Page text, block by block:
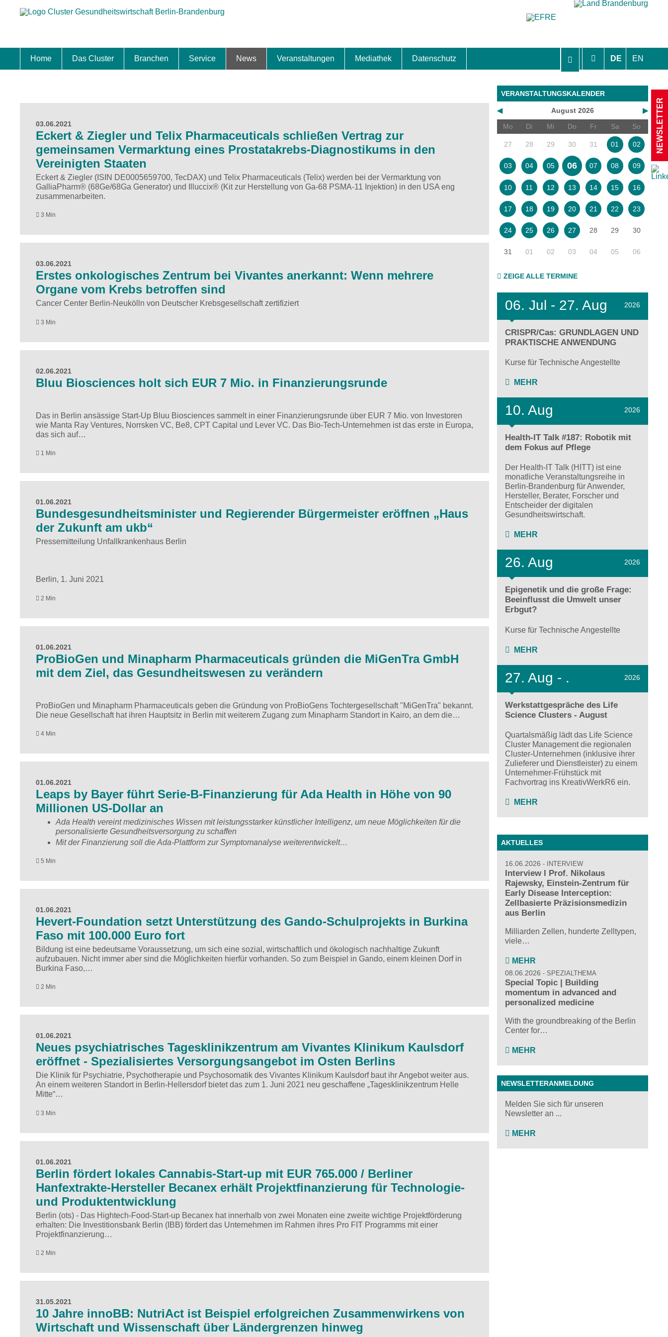
DE EN
Home Das Cluster Branchen Service News Veranstaltungen Mediathek Datenschutz
03.06.2021
Eckert & Ziegler und Telix Pharmaceuticals schließen Vertrag zur
gemeinsamen Vermarktung eines Prostatakrebs-Diagnostikums in den
Vereinigten Staaten
Eckert & Ziegler (ISIN DE0005659700, TecDAX) und Telix Pharmaceuticals (Telix) werden bei der Vermarktung von
GalliaPharm® (68Ge/68Ga Generator) und Illuccix® (Kit zur Herstellung von Ga-68 PSMA-11 Injektion) in den USA eng
zusammenarbeiten.
3 Min
03.06.2021
Erstes onkologisches Zentrum bei Vivantes anerkannt: Wenn mehrere
Organe vom Krebs betroffen sind
Cancer Center Berlin-Neukölln von Deutscher Krebsgesellschaft zertifiziert
3 Min
02.06.2021
Bluu Biosciences holt sich EUR 7 Mio. in Finanzierungsrunde
Das in Berlin ansässige Start-Up Bluu Biosciences sammelt in einer Finanzierungsrunde über EUR 7 Mio. von Investoren
wie Manta Ray Ventures, Norrsken VC, Be8, CPT Capital und Lever VC. Das Bio-Tech-Unternehmen ist das erste in Europa,
das sich auf…
1 Min
01.06.2021
Bundesgesundheitsminister und Regierender Bürgermeister eröffnen „Haus
der Zukunft am ukb“
Pressemitteilung Unfallkrankenhaus Berlin
Berlin, 1. Juni 2021
2 Min
01.06.2021
ProBioGen und Minapharm Pharmaceuticals gründen die MiGenTra GmbH
mit dem Ziel, das Gesundheitswesen zu verändern
ProBioGen und Minapharm Pharmaceuticals geben die Gründung von ProBioGens Tochtergesellschaft "MiGenTra" bekannt.
Die neue Gesellschaft hat ihren Hauptsitz in Berlin mit weiterem Zugang zum Minapharm Standort in Kairo, an dem die…
4 Min
01.06.2021
Leaps by Bayer führt Serie-B-Finanzierung für Ada Health in Höhe von 90
Millionen US-Dollar an
Ada Health vereint medizinisches Wissen mit leistungsstarker künstlicher Intelligenz, um neue Möglichkeiten für die
personalisierte Gesundheitsversorgung zu schaffen
Mit der Finanzierung soll die Ada-Plattform zur Symptomanalyse weiterentwickelt…
5 Min
01.06.2021
Hevert-Foundation setzt Unterstützung des Gando-Schulprojekts in Burkina
Faso mit 100.000 Euro fort
Bildung ist eine bedeutsame Voraussetzung, um sich eine sozial, wirtschaftlich und ökologisch nachhaltige Zukunft
aufzubauen. Nicht immer aber sind die Möglichkeiten hierfür vorhanden. So zum Beispiel in Gando, einem kleinen Dorf in
Burkina Faso,…
2 Min
01.06.2021
Neues psychiatrisches Tagesklinikzentrum am Vivantes Klinikum Kaulsdorf
eröffnet - Spezialisiertes Versorgungsangebot im Osten Berlins
Die Klinik für Psychiatrie, Psychotherapie und Psychosomatik des Vivantes Klinikum Kaulsdorf baut ihr Angebot weiter aus.
An einem weiteren Standort in Berlin-Hellersdorf bietet das zum 1. Juni 2021 neu geschaffene „Tagesklinikzentrum Helle
Mitte“…
3 Min
01.06.2021
Berlin fördert lokales Cannabis-Start-up mit EUR 765.000 / Berliner
Hanfextrakte-Hersteller Becanex erhält Projektfinanzierung für Technologie-
und Produktentwicklung
Berlin (ots) - Das Hightech-Food-Start-up Becanex hat innerhalb von zwei Monaten eine zweite wichtige Projektförderung
erhalten: Die Investitionsbank Berlin (IBB) fördert das Unternehmen im Rahmen ihres Pro FIT Programms mit einer
Projektfinanzierung…
2 Min
31.05.2021
10 Jahre innoBB: NutriAct ist Beispiel erfolgreichen Zusammenwirkens von
Wirtschaft und Wissenschaft über Ländergrenzen hinweg
VERANSTALTUNGSKALENDER
◀ ▶
August 2026
Mo
Di Mi Do Fr Sa So
27 28 29 30 31 01 02
03 04 05 06 07 08 09
10 11 12 13 14 15 16
17 18 19 20 21 22 23
24 25 26 27 28 29 30
31 01 02 03 04 05 06
ZEIGE ALLE TERMINE
06. Jul - 27. Aug 2026
CRISPR/Cas: GRUNDLAGEN UND
PRAKTISCHE ANWENDUNG
Kurse für Technische Angestellte
MEHR
10. Aug 2026
Health-IT Talk #187: Robotik mit
dem Fokus auf Pflege
Der Health-IT Talk (HITT) ist eine
monatliche Veranstaltungsreihe in
Berlin-Brandenburg für Anwender,
Hersteller, Berater, Forscher und
Entscheider der digitalen
Gesundheitswirtschaft.
MEHR
26. Aug 2026
Epigenetik und die große Frage:
Beeinflusst die Umwelt unser
Erbgut?
Kurse für Technische Angestellte
MEHR
27. Aug - . 2026
Werkstattgespräche des Life
Science Clusters - August
Quartalsmäßig lädt das Life Science
Cluster Management die regionalen
Cluster-Unternehmen (inklusive ihrer
Zulieferer und Dienstleister) zu einem
Unternehmer-Frühstück mit
Fachvortrag ins KreativWerkR6 ein.
MEHR
AKTUELLES
16.06.2026 INTERVIEW
Interview I Prof. Nikolaus
Rajewsky, Einstein-Zentrum für
Early Disease Interception:
Zellbasierte Präzisionsmedizin
aus Berlin
Milliarden Zellen, hunderte Zelltypen,
viele…
MEHR
08.06.2026 SPEZIALTHEMA
Special Topic | Building
momentum in advanced and
personalized medicine
With the groundbreaking of the Berlin
Center for…
MEHR
NEWSLETTERANMELDUNG
Melden Sie sich für unseren
Newsletter an ...
MEHR
NEWSLETTER